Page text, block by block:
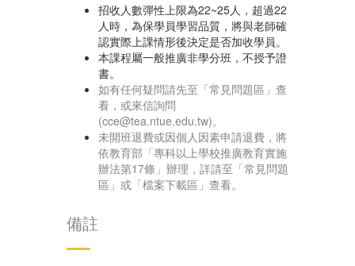
招收人數彈性上限為22~25人，超過22
人時，為保學員學習品質，將與老師確
認實際上課情形後決定是否加收學員。
本課程屬一般推廣非學分班，不授予證
書。
如有任何疑問請先至「常見問題區」查
看，或來信詢問
(cce@tea.ntue.edu.tw)。
未開班退費或因個人因素申請退費，將
依教育部「專科以上學校推廣教育實施
辦法第17條」辦理，詳請至「常見問題
區」或「檔案下載區」查看。
備註